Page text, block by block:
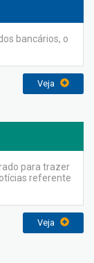
bancários, o
Veja
para trazer
referente
Veja